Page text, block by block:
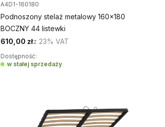
A4D1-160180
Podnoszony stelaż metalowy 160x180
BOCZNY 44 listewki
610,00 złz 23% VAT
Dostępność:
w stałej sprzedaży